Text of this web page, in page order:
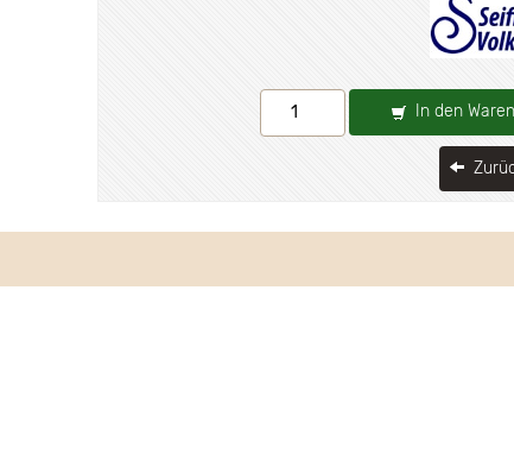
In den